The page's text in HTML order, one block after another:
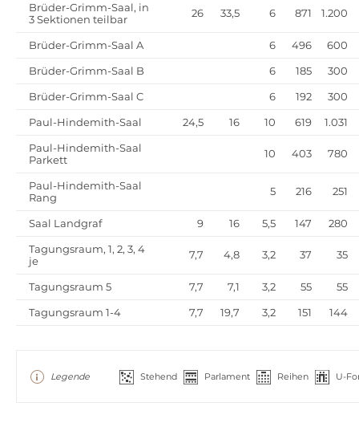
Brüder-Grimm-Saal, in
3 Sektionen teilbar
26 33,5 6 871 1.200
Brüder-Grimm-Saal A 6 496
600
Brüder-Grimm-Saal B
6 185
300
Brüder-Grimm-Saal C
6 192
300
Paul-Hindemith-Saal
24,5 16 10 619
1.031
Paul-Hindemith-Saal
Parkett
10 403 780
Paul-Hindemith-Saal
Rang
5 216 251
Saal Landgraf 9 16 5,5 147
280
Tagungsraum, 1, 2, 3, 4
je
7,7 4,8 3,2 37 35
Tagungsraum 5 7,7 7,1 3,2 55
55
Tagungsraum 1-4
7,7 19,7 3,2 151 144
Legende Stehend Parlament Reihen U-